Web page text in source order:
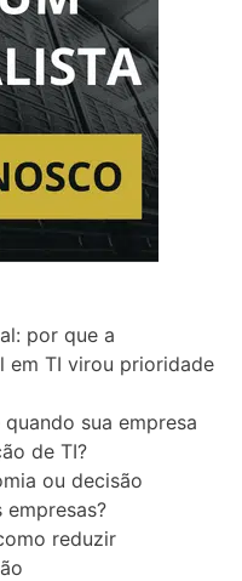
por que a
em TI virou prioridade
sua empresa
de TI?
ou decisão
reduzir